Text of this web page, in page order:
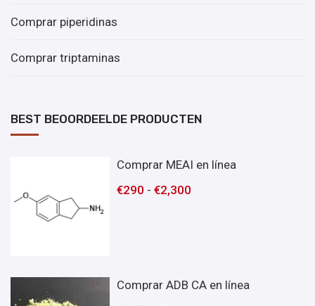
Comprar piperidinas
Comprar triptaminas
BEST BEOORDEELDE PRODUCTEN
Comprar MEAI en línea
€290 -€2,300
Comprar ADB CA en línea